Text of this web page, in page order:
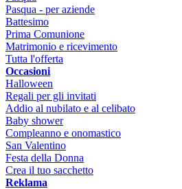
Pasqua - per aziende
Battesimo
Prima Comunione
Matrimonio e ricevimento
Tutta l'offerta
Occasioni
Halloween
Regali per gli invitati
Addio al nubilato e al celibato
Baby shower
Compleanno e onomastico
San Valentino
Festa della Donna
Crea il tuo sacchetto
Reklama